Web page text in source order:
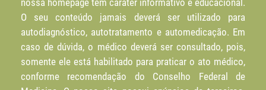
nossa homepage têm caráter informativo e educacional.
O seu conteúdo jamais deverá ser utilizado para
autodiagnóstico, autotratamento e automedicação. Em
caso de dúvida, o médico deverá ser consultado, pois,
somente ele está habilitado para praticar o ato médico,
conforme recomendação do Conselho Federal de